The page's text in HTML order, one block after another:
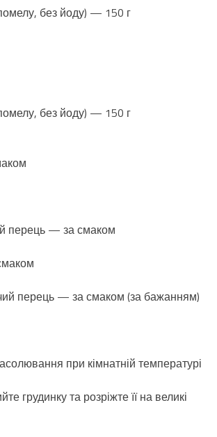
без йоду) — 150 г
без йоду) — 150 г
перець — за смаком
перець — за смаком (за бажанням)
при кімнатній температурі
грудинку та розріжте її на великі